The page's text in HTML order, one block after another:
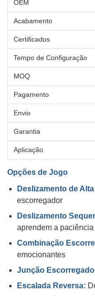
OEM
Acabamento
Certificados
Tempo de Configuração
MOQ
Pagamento
Envio
Garantia
Aplicação
Opções de Jogo
Deslizamento de
escorregador
Deslizamento
aprendem a paciência
Combinação
emocionantes
Junção
Escalada Reversa: